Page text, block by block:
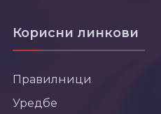
Корисни линкови
Правилници
Уредбе